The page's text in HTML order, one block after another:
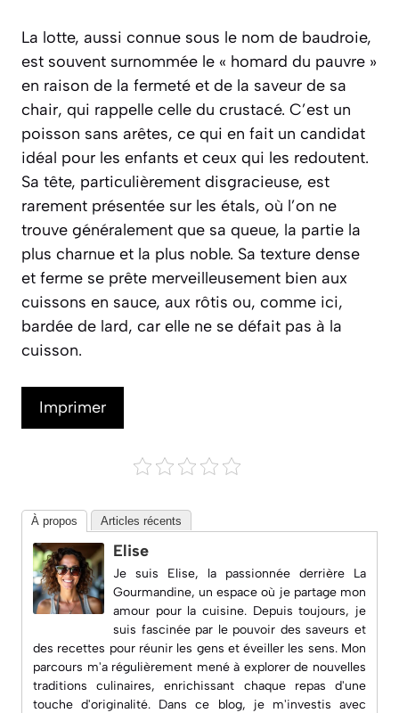
La lotte, aussi connue sous le nom de baudroie,
est souvent surnommée le « homard du pauvre »
en raison de la fermeté et de la saveur de sa
chair, qui rappelle celle du crustacé. C’est un
poisson sans arêtes, ce qui en fait un candidat
idéal pour les enfants et ceux qui les redoutent.
Sa tête, particulièrement disgracieuse, est
rarement présentée sur les étals, où l’on ne
trouve généralement que sa queue, la partie la
plus charnue et la plus noble. Sa texture dense
et ferme se prête merveilleusement bien aux
cuissons en sauce, aux rôtis ou, comme ici,
bardée de lard, car elle ne se défait pas à la
cuisson.
Imprimer
À propos Articles récents
Elise
Je suis Elise, la passionnée derrière La
Gourmandine, un espace où je partage mon
amour pour la cuisine. Depuis toujours, je
suis fascinée par le pouvoir des saveurs et
des recettes pour réunir les gens et éveiller les sens. Mon
parcours m'a régulièrement mené à explorer de nouvelles
traditions culinaires, enrichissant chaque repas d'une
touche d'originalité. Dans ce blog, je m'investis avec